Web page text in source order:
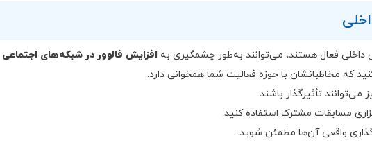
داخلی فعال هستند، می‌توانند به‌طور چشمگیری به افزایش فالوور در شبکه‌های اجتماعی
که مخاطبانشان با حوزه فعالیت شما همخوانی دارد.
مسابقات مشترک استفاده کنید.
واقعی آن‌ها مطمئن شوید.